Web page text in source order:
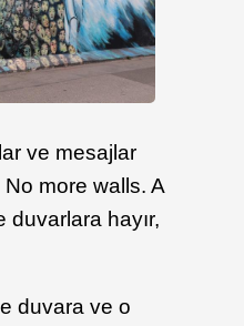
ve mesajlar
more walls. A
duvarlara hayır,
duvara ve o